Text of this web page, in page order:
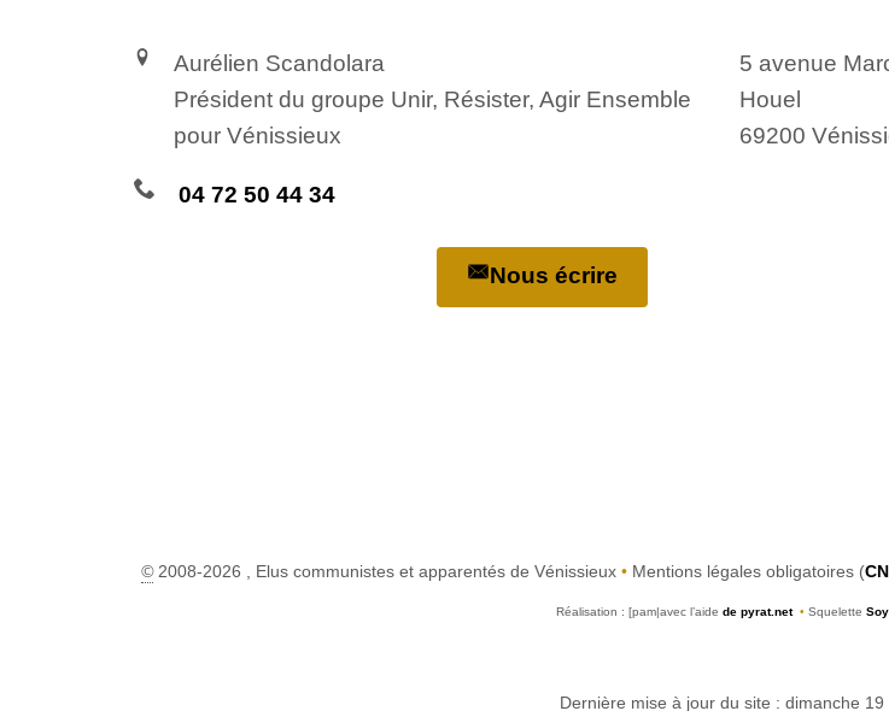
Aurélien Scandolara
Président du groupe Unir, Résister, Agir Ensemble
pour Vénissieux
5 avenue
Houel
69200
04 72 50 44 34
Nous écrire
©2008-2026 , Elus communistes et apparentés de Vénissieux • Mentions légales obligatoires (
Réalisation : [pam|avec l’aide de pyrat.net • Squelette
Dernière mise à jour du site : dimanche 19